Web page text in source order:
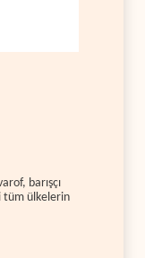
barışçı
tüm ülkelerin